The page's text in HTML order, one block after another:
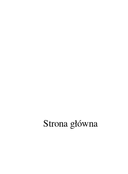
Strona główna